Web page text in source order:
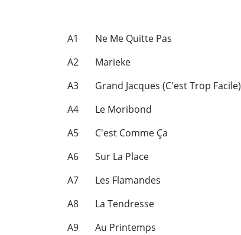
A1 Ne Me Quitte Pas
A2 Marieke
A3 Grand Jacques (C'est Trop Facile)
A4 Le Moribond
A5 C'est Comme Ça
A6 Sur La Place
A7 Les Flamandes
A8 La Tendresse
A9 Au Printemps